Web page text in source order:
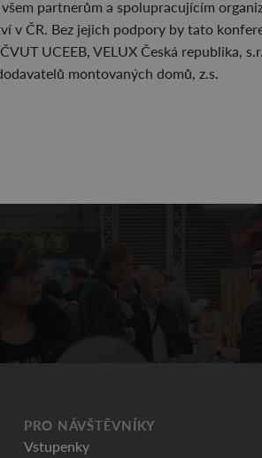
partnerům a spolupracujícím
v ČR. Bez jejich podpory by tato
UCEEB, VELUX Česká republika,
montovaných domů, z.s.
PRO NÁVŠTĚVNÍKY
Vstupenky